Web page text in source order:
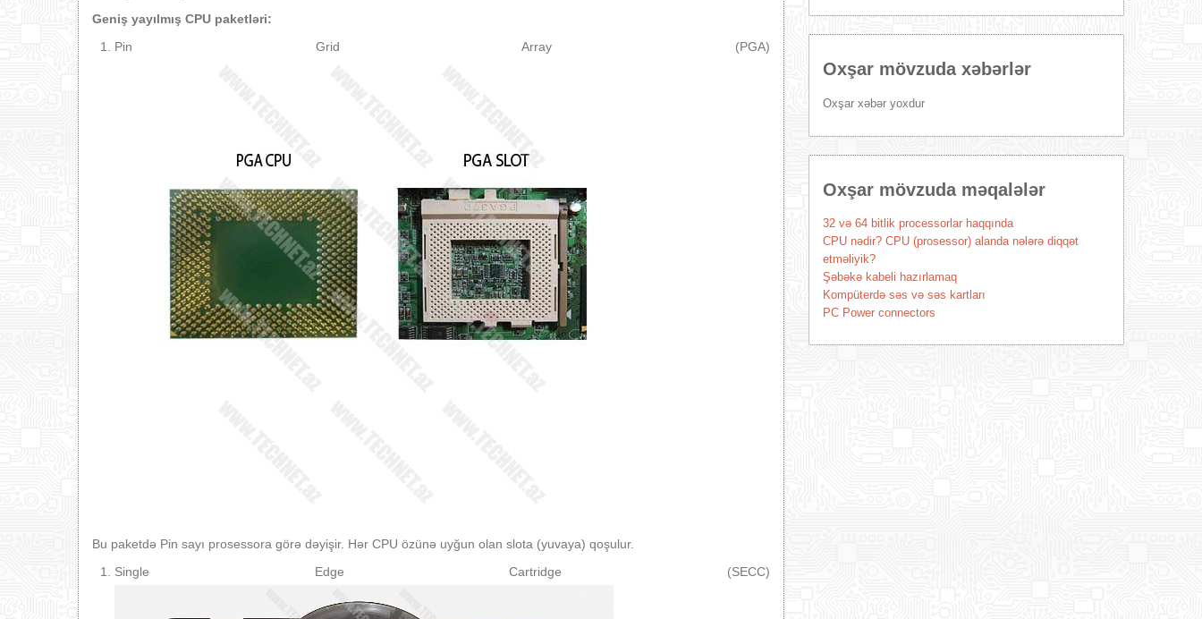
Geniş yayılmış CPU paketləri:
Pin Grid Array (PGA)
Bu paketdə Pin sayı prosessora görə dəyişir. Hər CPU özünə uyğun olan slota (yuvaya) qoşulur.
Single Edge Cartridge (SECC)
Oxşar mövzuda xəbərlər
Oxşar xəbər yoxdur
Oxşar mövzuda məqalələr
32 və 64 bitlik processorlar haqqında
CPU nədir? CPU (prosessor) alanda nələrə diqqət
etməliyik?
Şəbəkə kabeli hazırlamaq
Kompüterdə səs və səs kartları
PC Power connectors